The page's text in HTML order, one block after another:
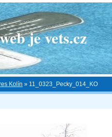
je vets.cz
Kolín » 11_0323_Pecky_014_KO